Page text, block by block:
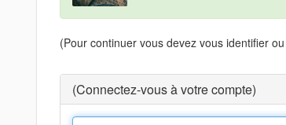
(Pour continuer vous devez vous identifier
(Connectez-vous à votre compte)